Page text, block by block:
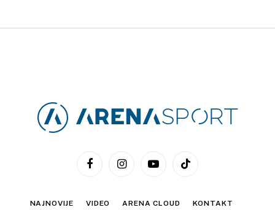
FacebookInstagramYouTubeTikTok
NAJNOVIJE VIDEO ARENA CLOUD KONTAKT